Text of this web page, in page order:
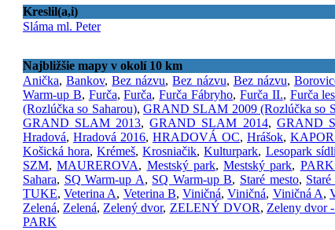
Kreslil(a,i)
Sláma ml. Peter
Najbližšie mapy v okolí 10 km
Anička,Bankov,Bez názvu,Bez názvu, Bez názvu,
Warm-up B, Furča,Furča,Furča Fábryho, Furča II., Furča
(Rozlúčka so Saharou),GRAND SLAM 2009 (Rozlúčka so
GRAND SLAM 2013,GRAND SLAM 2014, GRAND
Hradová, Hradová 2016, HRADOVÁ OC, Hrášok,
Košická hora,Krémeš,Krosniačik,Kulturpark, Lesopark
SZM,MAUREROVA, Mestský park,Mestský park,
Sahara, SQ Warm-up A, SQ Warm-up B, Staré mesto, Staré
TUKE,Veterina A, Veterina B,Viničná,Viničná, Viničná A,
Zelená,Zelená,Zelený dvor, ZELENÝ DVOR, Zeleny dvor
PARK